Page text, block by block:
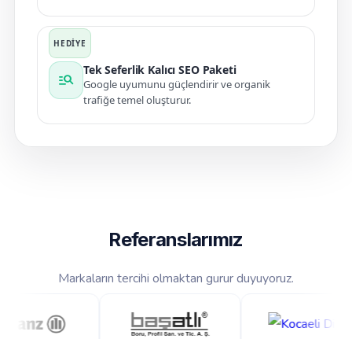
manage_search
Tek Seferlik Kalıcı SEO Paketi
Google uyumunu güçlendirir ve organik
trafiğe temel oluşturur.
Referanslarımız
Markaların tercihi olmaktan gurur duyuyoruz.